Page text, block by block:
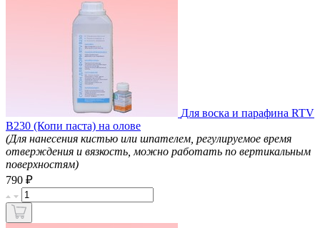
Для воска и парафина RTV
B230 (Копи паста) на олове
(Для нанесения кистью или шпателем, регулируемое время
отверждения и вязкость, можно работать по вертикальным
поверхностям)
790 ₽